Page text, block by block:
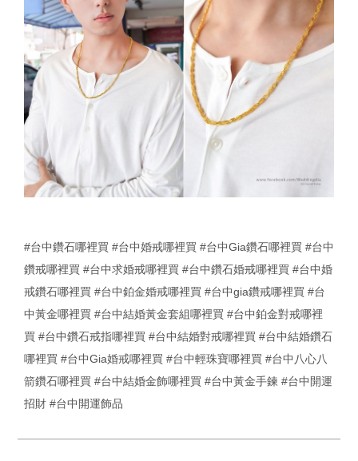
#台中鑽石哪裡買 #台中婚戒哪裡買 #台中Gia鑽石哪裡買 #台中
鑽戒哪裡買 #台中求婚戒哪裡買 #台中鑽石婚戒哪裡買 #台中婚
戒鑽石哪裡買 #台中鉑金婚戒哪裡買 #台中gia鑽戒哪裡買 #台
中黃金哪裡買 #台中結婚黃金套組哪裡買 #台中鉑金對戒哪裡
買 #台中鑽石戒指哪裡買 #台中結婚對戒哪裡買 #台中結婚鑽石
哪裡買 #台中Gia婚戒哪裡買 #台中輕珠寶哪裡買 #台中八心八
箭鑽石哪裡買 #台中結婚金飾哪裡買 #台中黃金手鍊 #台中開運
招財 #台中開運飾品